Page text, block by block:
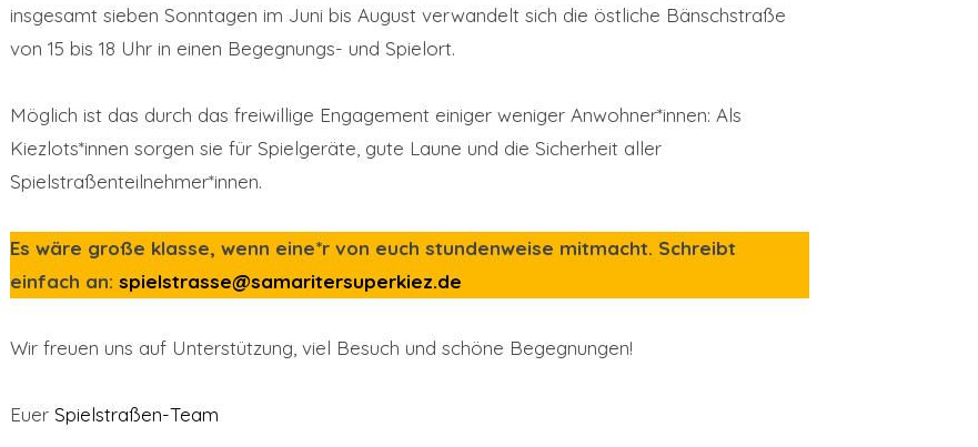
insgesamt sieben Sonntagen im Juni bis August verwandelt sich die östliche Bänschstraße
von 15 bis 18 Uhr in einen Begegnungs- und Spielort.
Möglich ist das durch das freiwillige Engagement einiger weniger Anwohner*innen: Als
Kiezlots*innen sorgen sie für Spielgeräte, gute Laune und die Sicherheit aller
Spielstraßenteilnehmer*innen.
Es wäre große klasse, wenn eine*r von euch stundenweise mitmacht. Schreibt
einfach an: spielstrasse@samaritersuperkiez.de
Wir freuen uns auf Unterstützung, viel Besuch und schöne Begegnungen!
Euer Spielstraßen-Team